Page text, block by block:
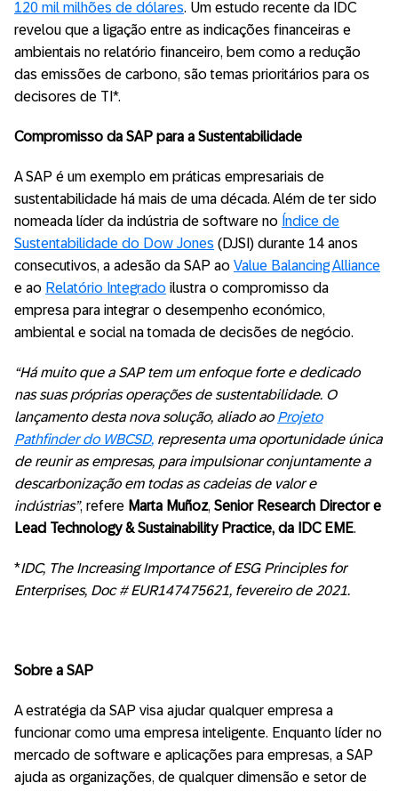
120 mil milhões de dólares. Um estudo recente da IDC
revelou que a ligação entre as indicações financeiras e
ambientais no relatório financeiro, bem como a redução
das emissões de carbono, são temas prioritários para os
decisores de TI*.
Compromisso da SAP para a Sustentabilidade
A SAP é um exemplo em práticas empresariais de
sustentabilidade há mais de uma década. Além de ter sido
nomeada líder da indústria de software no Índice de
Sustentabilidade do Dow Jones (DJSI) durante 14 anos
consecutivos, a adesão da SAP ao Value Balancing Alliance
e ao Relatório Integrado ilustra o compromisso da
empresa para integrar o desempenho económico,
ambiental e social na tomada de decisões de negócio.
“Há muito que a SAP tem um enfoque forte e dedicado
nas suas próprias operações de sustentabilidade. O
lançamento desta nova solução, aliado ao Projeto
Pathfinder do WBCSD, representa uma oportunidade única
de reunir as empresas, para impulsionar conjuntamente a
descarbonização em todas as cadeias de valor e
indústrias”, refere Marta Muñoz, Senior Research Director e
Lead Technology & Sustainability Practice, da IDC EME.
*IDC, The Increasing Importance of ESG Principles for
Enterprises, Doc # EUR147475621, fevereiro de 2021.
Sobre a SAP
A estratégia da SAP visa ajudar qualquer empresa a
funcionar como uma empresa inteligente. Enquanto líder no
mercado de software e aplicações para empresas, a SAP
ajuda as organizações, de qualquer dimensão e setor de